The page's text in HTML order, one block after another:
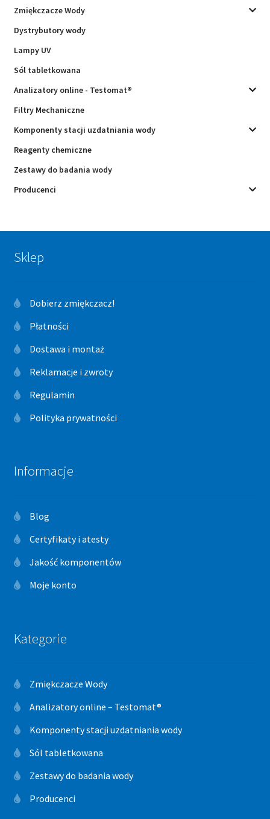
Zmiękczacze Wody
Dystrybutory wody
Lampy UV
Sól tabletkowana
Analizatory online - Testomat®
Filtry Mechaniczne
Komponenty stacji uzdatniania wody
Reagenty chemiczne
Zestawy do badania wody
Producenci
Sklep
Dobierz zmiękczacz!
Płatności
Dostawa i montaż
Reklamacje i zwroty
Regulamin
Polityka prywatności
Informacje
Blog
Certyfikaty i atesty
Jakość komponentów
Moje konto
Kategorie
Zmiękczacze Wody
Analizatory online – Testomat®
Komponenty stacji uzdatniania wody
Sól tabletkowana
Zestawy do badania wody
Producenci